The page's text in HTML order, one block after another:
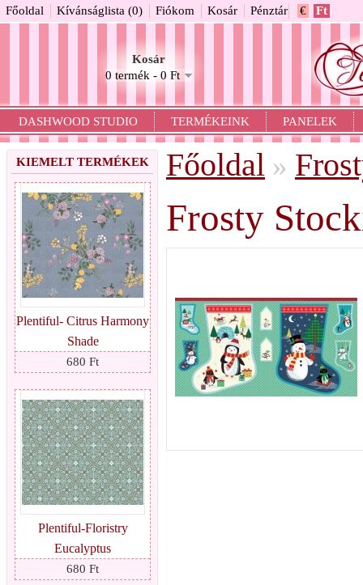
€ Ft
Kosár
0 termék - 0 Ft
Főoldal Kívánságlista (0) Fiókom Kosár Pénztár
DASHWOOD STUDIO TERMÉKEINK PANELEK
KIEMELT TERMÉKEK
Plentiful- Citrus Harmony
Shade
680 Ft
Plentiful-Floristry
Eucalyptus
680 Ft
Főoldal »
Frosty